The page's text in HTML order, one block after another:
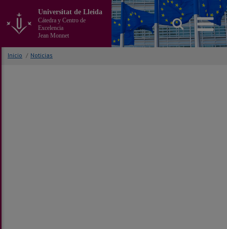
contenido
principal
de
Universitat de Lleida
Cátedra y Centro de
Excelencia
Jean Monnet
Inicio / Noticias